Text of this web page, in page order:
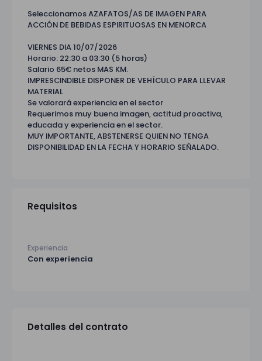
Seleccionamos AZAFATOS/AS DE IMAGEN PARA
ACCIÓN DE BEBIDAS ESPIRITUOSAS EN MENORCA
VIERNES DIA 10/07/2026
Horario: 22:30 a 03:30 (5 horas)
Salario 65€ netos MAS KM.
IMPRESCINDIBLE DISPONER DE VEHÍCULO PARA LLEVAR
MATERIAL
Se valorará experiencia en el sector
Requerimos muy buena imagen, actitud proactiva,
educada y experiencia en el sector.
MUY IMPORTANTE, ABSTENERSE QUIEN NO TENGA
DISPONIBILIDAD EN LA FECHA Y HORARIO SEÑALADO.
Requisitos
Experiencia
Con experiencia
Detalles del contrato